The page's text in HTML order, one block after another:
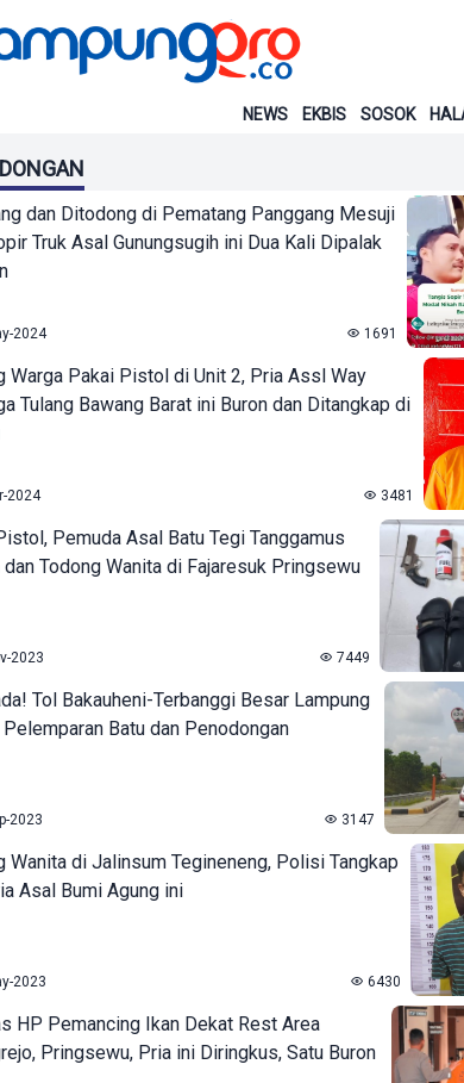
NEWS EKBIS SOSOK
dan Ditodong di Pematang Panggang Mesuji
Truk Asal Gunungsugih ini Dua Kali Dipalak
2024 1691
Warga Pakai Pistol di Unit 2, Pria Assl Way
Tulang Bawang Barat ini Buron dan Ditangkap di
2024 3481
Pemuda Asal Batu Tegi Tanggamus
dan Todong Wanita di Fajaresuk Pringsewu
2023 7449
Tol Bakauheni-Terbanggi Besar Lampung
Pelemparan Batu dan Penodongan
2023 3147
Wanita di Jalinsum Tegineneng, Polisi Tangkap
Asal Bumi Agung ini
2023 6430
HP Pemancing Ikan Dekat Rest Area
Pringsewu, Pria ini Diringkus, Satu Buron